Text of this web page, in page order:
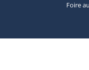
Foire